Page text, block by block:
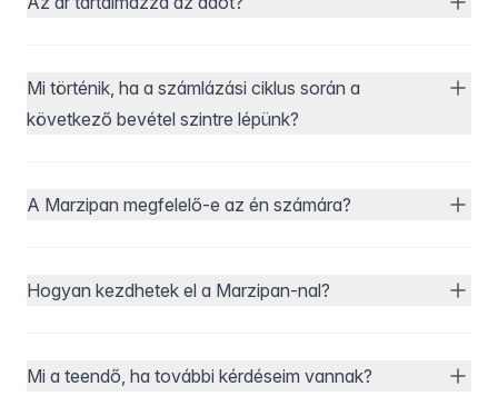
Mi történik, ha a számlázási ciklus során a
következő bevétel szintre lépünk?
A Marzipan megfelelő-e az én számára?
Hogyan kezdhetek el a Marzipan-nal?
Mi a teendő, ha további kérdéseim vannak?